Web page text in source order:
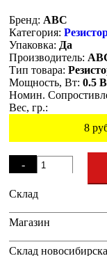
Бренд: ABC
Категория:
Упаковка: Да
Производитель:
Тип товара:
Мощность, Вт: 0.5
Номин.
Вес, гр.:
8
-
+
Склад
Магазин
Склад новосибирска